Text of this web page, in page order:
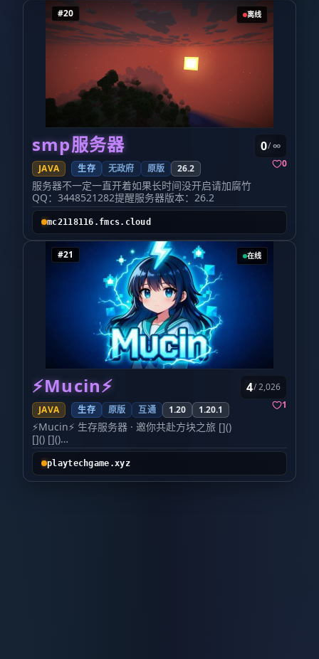
#20 离线
smp服务器
JAVA 生存 无政府 原版 26.2
服务器不一定一直开着如果长时间没开启请加腐竹
QQ：3448521282提醒服务器版本：26.2
0/ ∞
0
mc2118116.fmcs.cloud
#21 在线
⚡Mucin⚡
JAVA 生存 原版 互通 1.20 1.20.1
⚡Mucin⚡ 生存服务器 · 邀你共赴方块之旅 []()
[]() []()
服务器核心一览 项目 详情服务器名称
⚡Mucin⚡ 游戏版本Java版 1.20 ~ 1.21.8 （全
兼容）服务器类型生存 娱乐 养老 生电（红石
4/ 2,026
1
playtechgame.xyz